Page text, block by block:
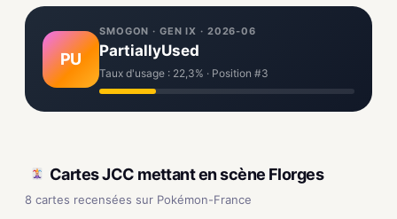
PU
SMOGON · GEN IX · 2026-06
PartiallyUsed
Taux d'usage : 22,3% · Position #3
Cartes JCC mettant en scène Florges
8 cartes recensées sur Pokémon-France